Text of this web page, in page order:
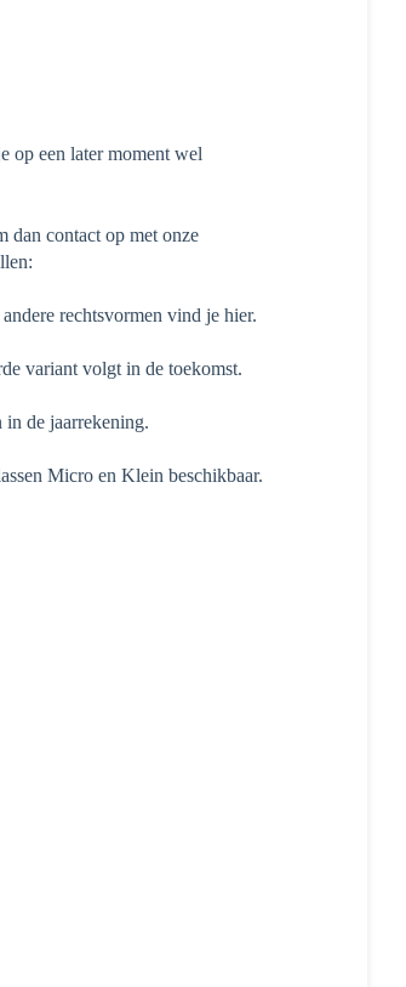
op een later moment wel
dan contact op met onze
rechtsvormen vind je hier.
variant volgt in de toekomst.
de jaarrekening.
Micro en Klein beschikbaar.